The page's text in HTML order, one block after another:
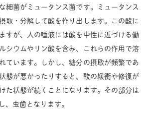
細菌がミュータンス菌です。ミュータンス
取・分解して酸を作り出します。この酸に
すが、人の唾液には酸を中性に近づける働
シウムやリン酸を含み、これらの作用で溶
ています。しかし、糖分の摂取が頻繁であ
態が悪かったりすると、酸の緩衝や修復が
た状態が続くことになります。その部分は
、虫歯となります。